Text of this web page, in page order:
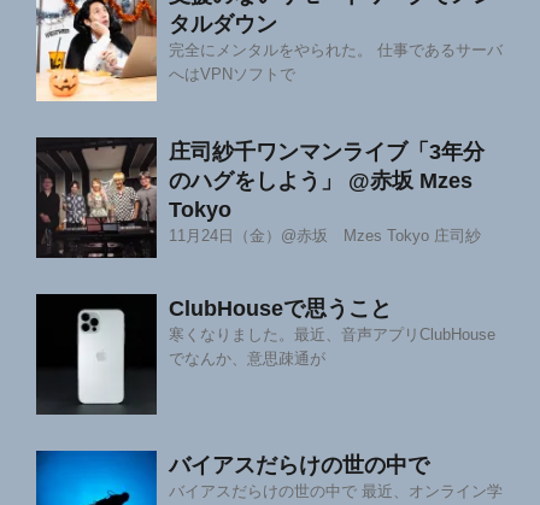
タルダウン
完全にメンタルをやられた。 仕事であるサーバ
へはVPNソフトで
庄司紗千ワンマンライブ「3年分
のハグをしよう」 @赤坂 Mzes
Tokyo
11月24日（金）@赤坂 Mzes Tokyo 庄司紗
ClubHouseで思うこと
寒くなりました。最近、音声アプリClubHouse
でなんか、意思疎通が
バイアスだらけの世の中で
バイアスだらけの世の中で 最近、オンライン学